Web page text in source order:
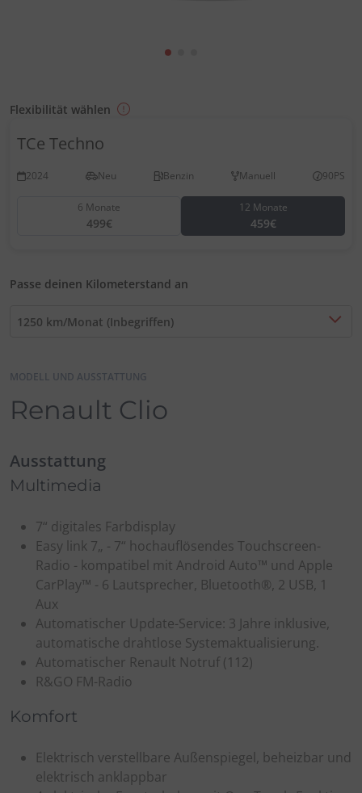
Flexibilität wählen
TCe Techno
2024 Neu Benzin Manuell 90PS
6 Monate
499€
12 Monate
459€
Passe deinen Kilometerstand an
1250 km/Monat (Inbegriffen)
MODELL UND AUSSTATTUNG
Renault Clio
Ausstattung
Multimedia
7“ digitales Farbdisplay
Easy link 7„ - 7“ hochauflösendes Touchscreen-
Radio - kompatibel mit Android Auto™ und Apple
CarPlay™ - 6 Lautsprecher, Bluetooth®, 2 USB, 1
Aux
Automatischer Update-Service: 3 Jahre inklusive,
automatische drahtlose Systemaktualisierung.
Automatischer Renault Notruf (112)
R&GO FM-Radio
Komfort
Elektrisch verstellbare Außenspiegel, beheizbar und
elektrisch anklappbar